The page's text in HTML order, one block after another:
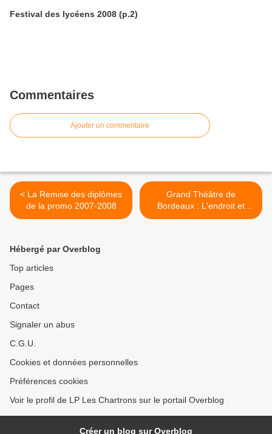
Festival des lycéens 2008 (p.2)
Commentaires
Ajouter un commentaire
< La Remise des diplômes
de la promo 2007-2008
Grand Théâtre de
Bordeaux : L'endroit et
l'envers du décor >
Hébergé par Overblog
Top articles
Pages
Contact
Signaler un abus
C.G.U.
Cookies et données personnelles
Préférences cookies
Voir le profil de LP Les Chartrons sur le portail Overblog
Créer un blog sur Overblog